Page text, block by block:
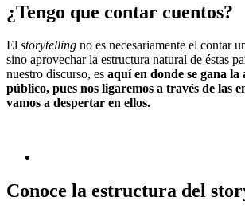
¿Tengo que contar cuentos?
El storytelling no es necesariamente el contar
sino aprovechar la estructura natural de éstas
nuestro discurso, es aquí en donde se gana la
público, pues nos ligaremos a través de las
vamos a despertar en ellos.
Conoce la estructura del